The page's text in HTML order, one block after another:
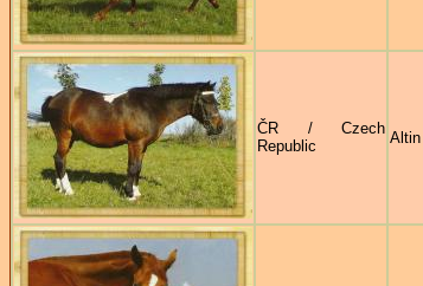
ČR / Czech
Republic
Altin